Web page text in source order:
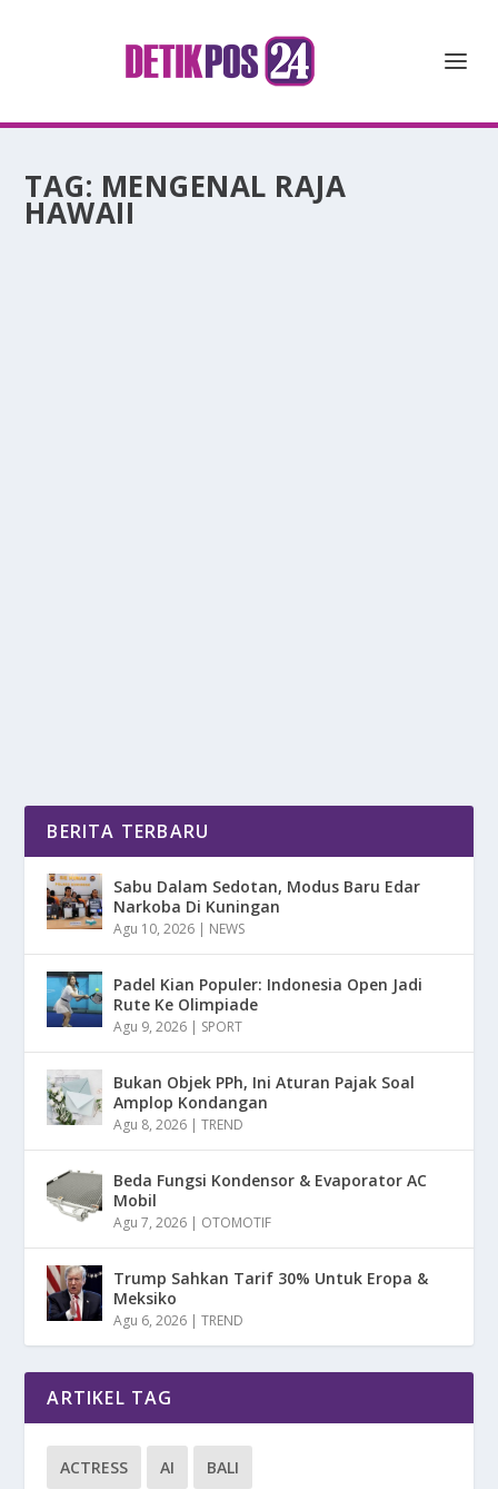
TAG: MENGENAL RAJA
HAWAII
BERITA TERBARU
Sabu Dalam Sedotan, Modus Baru Edar
Narkoba Di Kuningan
Agu 10, 2026 | NEWS
Padel Kian Populer: Indonesia Open Jadi
Rute Ke Olimpiade
Agu 9, 2026 | SPORT
Bukan Objek PPh, Ini Aturan Pajak Soal
Amplop Kondangan
Agu 8, 2026 |TREND
Beda Fungsi Kondensor & Evaporator AC
Mobil
Agu 7, 2026 | OTOMOTIF
Trump Sahkan Tarif 30% Untuk Eropa &
Meksiko
Agu 6, 2026 |TREND
ARTIKEL TAG
ACTRESS AI BALI